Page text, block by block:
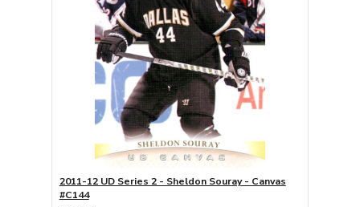
2011-12 UD Series 2 - Sheldon Souray - Canvas
#C144